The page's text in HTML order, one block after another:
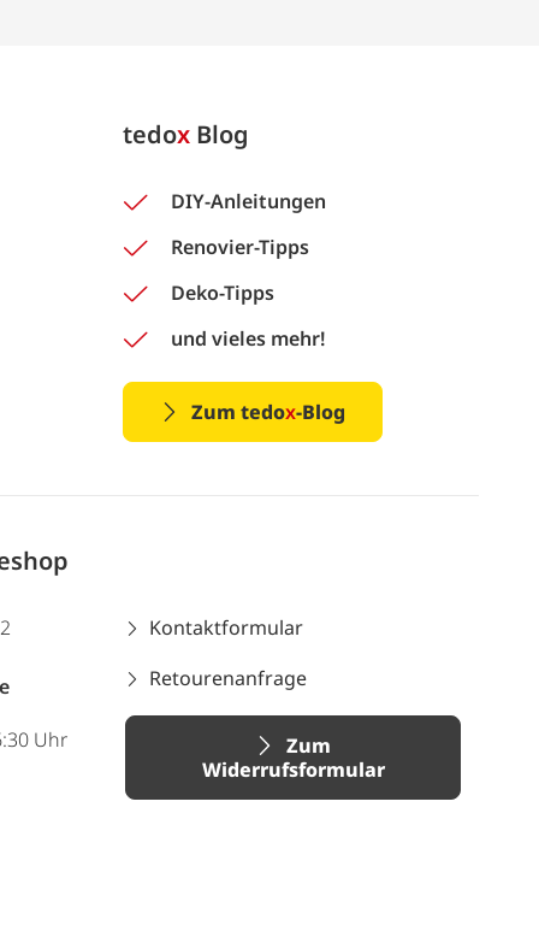
tedox Blog
DIY-Anleitungen
Renovier-Tipps
Deko-Tipps
und vieles mehr!
Zum tedox-Blog
Uhr
Kontaktformular
Retourenanfrage
Zum
Widerrufsformular